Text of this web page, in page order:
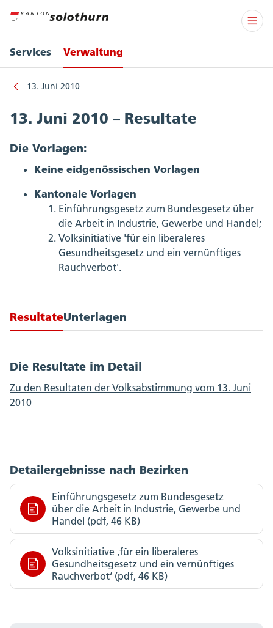
Services Verwaltung
13. Juni 2010
13. Juni 2010 – Resultate
Die Vorlagen:
Keine eidgenössischen Vorlagen
Kantonale Vorlagen
Einführungsgesetz zum Bundesgesetz über
die Arbeit in Industrie, Gewerbe und Handel;
Volksinitiative 'für ein liberaleres
Gesundheitsgesetz und ein vernünftiges
Rauchverbot'.
ResultateUnterlagen
Die Resultate im Detail
Zu den Resultaten der Volksabstimmung vom 13. Juni
2010
Detailergebnisse nach Bezirken
Einführungsgesetz zum Bundesgesetz
über die Arbeit in Industrie, Gewerbe und
Handel (pdf, 46 KB)
Volksinitiative ‚für ein liberaleres
Gesundheitsgesetz und ein vernünftiges
Rauchverbot‘ (pdf, 46 KB)